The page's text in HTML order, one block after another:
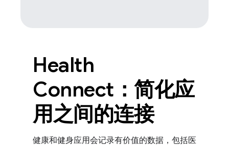
Health
Connect：简化应
用之间的连接
健康和健身应用会记录有价值的数据，包括医